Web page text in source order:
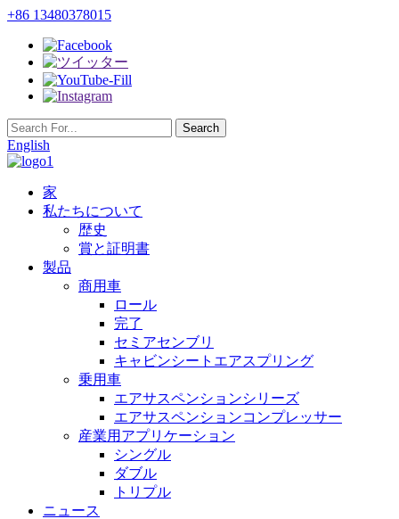
+86 13480378015
English
家
私たちについて
歴史
賞と証明書
製品
商用車
ロール
完了
セミアセンブリ
キャビンシートエアスプリング
乗用車
エアサスペンションシリーズ
エアサスペンションコンプレッサー
産業用アプリケーション
シングル
ダブル
トリプル
ニュース